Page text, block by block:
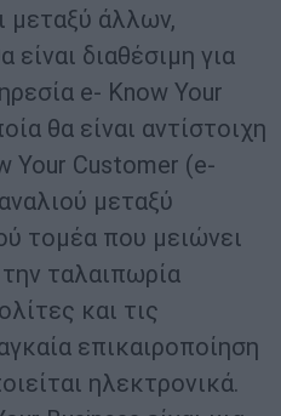
μεταξύ άλλων,
διαθέσιμη για
e- Know Your
θα είναι αντίστοιχη
Your Customer (e-
μεταξύ
τομέα που μειώνει
ταλαιπωρία
και τις
επικαιροποίηση
ηλεκτρονικά.